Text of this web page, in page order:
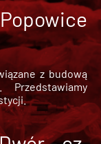
z budową
Przedstawiamy